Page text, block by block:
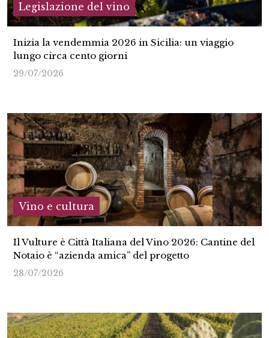
Legislazione del vino
Inizia la vendemmia 2026 in Sicilia: un viaggio
lungo circa cento giorni
29/07/2026
Vino e cultura
Il Vulture è Città Italiana del Vino 2026: Cantine del
Notaio è “azienda amica” del progetto
28/07/2026